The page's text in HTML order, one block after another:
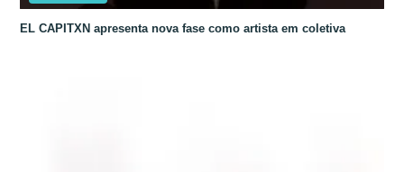
EL CAPITXN apresenta nova fase como artista em coletiva